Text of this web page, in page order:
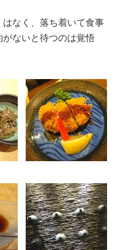
なく、落ち着いて食事
ないと待つのは覚悟